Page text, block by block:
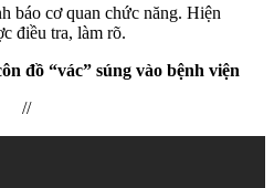
báo cơ quan chức năng. Hiện
điều tra, làm rõ.
đồ “vác” súng vào bệnh viện
//